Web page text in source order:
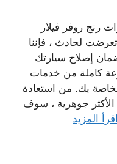
رنج روفر فيلار
تعرضت لحادث ، فإننا
إصلاح سيارتك
كاملة من خدمات
بك. من استعادة
جوهرية ، سوف
اقرأ المزيد